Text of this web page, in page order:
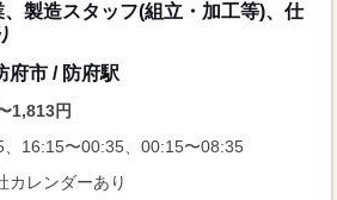
製造スタッフ(組立・加工等)、仕
府市 / 防府駅
1,813円
16:15〜00:35、00:15〜08:35
レンダーあり